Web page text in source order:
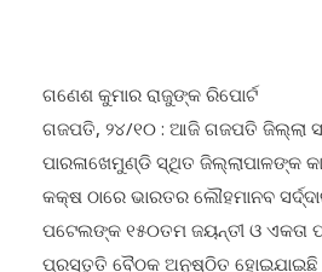
ଗଣେଶ କୁମାର ରାଜୁଙ୍କ ରିପୋର୍ଟ
ଗଜପତି, ୨୪/୧୦ : ଆଜି ଗଜପତି ଜିଲ୍ଲା
ପାରଳାଖେମୁଣ୍ଡି ସ୍ଥିତ ଜିଲ୍ଲାପାଳଙ୍କ
କକ୍ଷ ଠାରେ ଭାରତର ଲୌହମାନବ
ପଟେଲଙ୍କ ୧୫୦ତମ ଜୟନ୍ତୀ ଓ ଏକତା